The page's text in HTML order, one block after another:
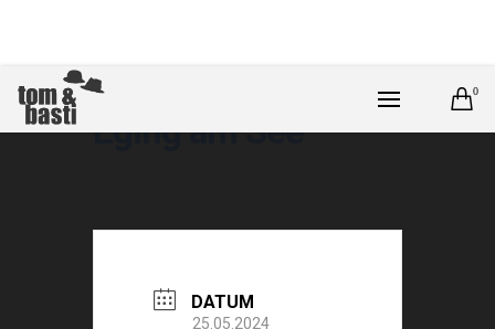
0
Eging am See
DATUM
25.05.2024